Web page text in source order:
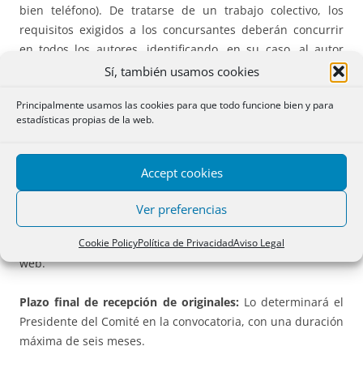
Sí, también usamos cookies
Principalmente usamos las cookies para que todo funcione bien y para
estadísticas propias de la web.
Accept cookies
Ver preferencias
Cookie PolicyPolítica de PrivacidadAviso Legal
bien teléfono). De tratarse de un trabajo colectivo, los
requisitos exigidos a los concursantes deberán concurrir
en todos los autores, identificando, en su caso, al autor
responsable. La indicación de la profesión del autor del
acreditar su título académico.
publicación en la web implicará la participación en el
Premio, para la siguiente edición, aunque se haya
presentado antes de la convocatoria, salvo que
expresamente lo excluya el que lo envía. No podrán
participar los miembros del equipo de redacción de la
web.
Plazo final de recepción de originales: Lo determinará el
Presidente del Comité en la convocatoria, con una duración
máxima de seis meses.